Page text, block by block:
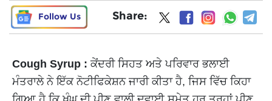
Follow Us Share:
Cough Syrup : ਕੇਂਦਰੀ ਸਿਹਤ ਅਤੇ ਪਰਿਵਾਰ ਭਲਾਈ
ਮੰਤਰਾਲੇ ਨੇ ਇੱਕ ਨੋਟੀਫਿਕੇਸ਼ਨ ਜਾਰੀ ਕੀਤਾ ਹੈ, ਜਿਸ ਵਿੱਚ ਕਿਹਾ